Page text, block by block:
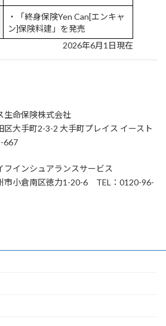
・「終身保険Yen Can[エンキャ
ン]保険料建」を発売
2026年6月1日現在
生命保険株式会社
大手町2-3-2 大手町プレイス イースト
667
インシュアランスサービス
市小倉南区徳力1-20-6 TEL：0120-96-